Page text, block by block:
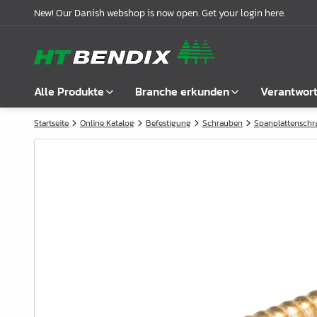
New! Our Danish webshop is now open. Get your login here.
Alle Produkte
Alle anzeigen
Branche erkunden
Möbelindustrie
Über uns
Startseite Online Katalog Befestigung Schrauben